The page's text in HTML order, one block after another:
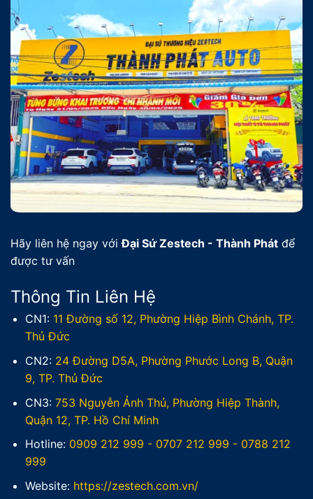
Hãy liên hệ ngay vớiĐại Sứ Zestech - Thành Phát để
được tư vấn
Thông Tin Liên Hệ
CN1: 11 Đường số 12, Phường Hiệp Bình Chánh, TP.
Thủ Đức
CN2: 24 Đường D5A, Phường Phước Long B, Quận
9, TP. Thủ Đức
CN3: 753 Nguyễn Ảnh Thủ, Phường Hiệp Thành,
Quận 12, TP. Hồ Chí Minh
Hotline: 0909 212 999 - 0707 212 999 - 0788 212
999
Website: https://zestech.com.vn/